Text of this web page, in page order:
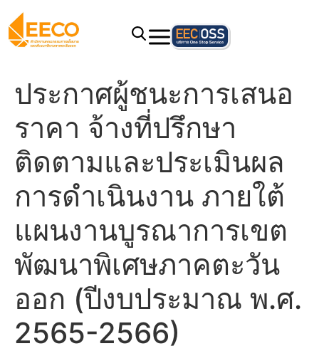
ประกาศผู้ชนะการเสนอ
ราคา จ้างที่ปรึกษา
ติดตามและประเมินผล
การดำเนินงาน ภายใต้
แผนงานบูรณาการเขต
พัฒนาพิเศษภาคตะวัน
ออก (ปีงบประมาณ พ.ศ.
2565-2566)